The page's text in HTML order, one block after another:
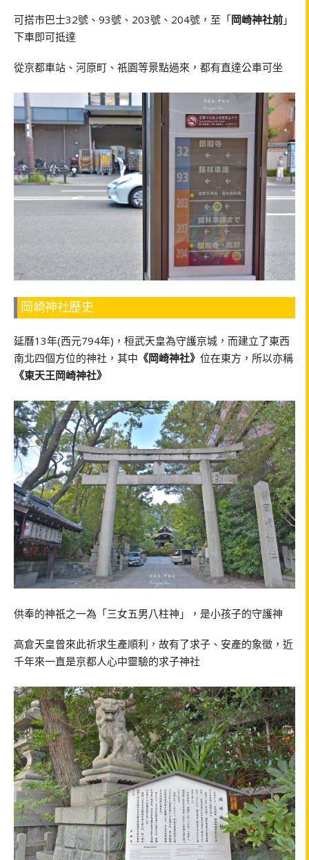
可搭市巴士32號、93號、203號、204號，至「岡崎神社前 」
下車即可抵達
從京都車站、河原町、祇園等景點過來，都有直達公車可坐
岡崎神社歷史
延曆13年(西元794年)，桓武天皇為守護京城，而建立了東西
南北四個方位的神社，其中 《岡崎神社》 位在東方，所以亦稱
《東天王岡崎神社》
供奉的神祇之一為「三女五男八柱神」，是小孩子的守護神
高倉天皇曾來此祈求生產順利，故有了求子、安產的象徵，近
千年來一直是京都人心中靈驗的求子神社